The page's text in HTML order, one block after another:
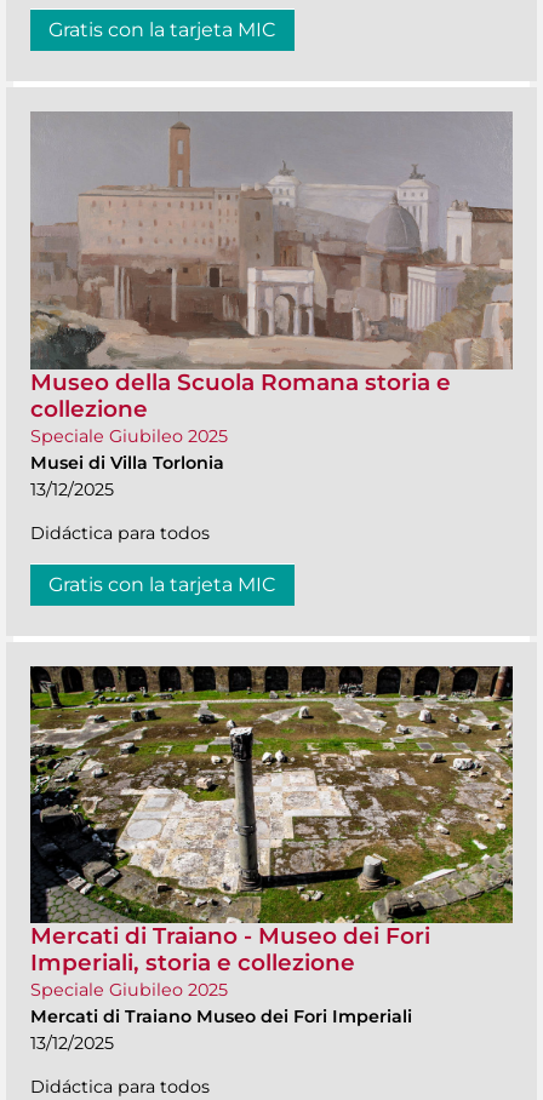
Gratis con la tarjeta MIC
Museo della Scuola Romana storia e
collezione
Speciale Giubileo 2025
Musei di Villa Torlonia
13/12/2025
Didáctica para todos
Gratis con la tarjeta MIC
Mercati di Traiano - Museo dei Fori
Imperiali, storia e collezione
Speciale Giubileo 2025
Mercati di Traiano Museo dei Fori Imperiali
13/12/2025
Didáctica para todos